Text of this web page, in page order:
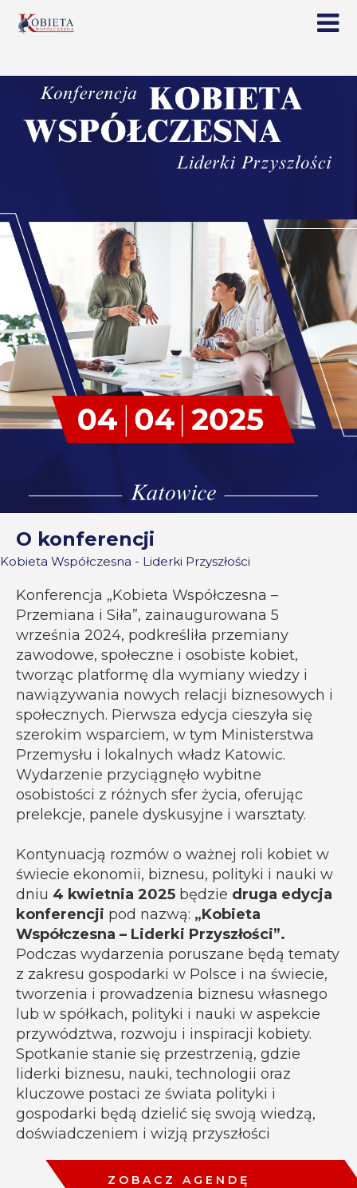
O konferencji
Kobieta Współczesna - Liderki Przyszłości
Konferencja „Kobieta Współczesna –
Przemiana i Siła”, zainaugurowana 5
września 2024, podkreśliła przemiany
zawodowe, społeczne i osobiste kobiet,
tworząc platformę dla wymiany wiedzy i
nawiązywania nowych relacji biznesowych i
społecznych. Pierwsza edycja cieszyła się
szerokim wsparciem, w tym Ministerstwa
Przemysłu i lokalnych władz Katowic.
Wydarzenie przyciągnęło wybitne
osobistości z różnych sfer życia, oferując
prelekcje, panele dyskusyjne i warsztaty.
Kontynuacją rozmów o ważnej roli kobiet w
świecie ekonomii, biznesu, polityki i nauki w
dniu 4 kwietnia 2025 będzie druga edycja
konferencji pod nazwą: „Kobieta
Współczesna – Liderki Przyszłości”.
Podczas wydarzenia poruszane będą tematy
z zakresu gospodarki w Polsce i na świecie,
tworzenia i prowadzenia biznesu własnego
lub w spółkach, polityki i nauki w aspekcie
przywództwa, rozwoju i inspiracji kobiety.
Spotkanie stanie się przestrzenią, gdzie
liderki biznesu, nauki, technologii oraz
kluczowe postaci ze świata polityki i
gospodarki będą dzielić się swoją wiedzą,
doświadczeniem i wizją przyszłości
ZOBACZ AGENDĘ